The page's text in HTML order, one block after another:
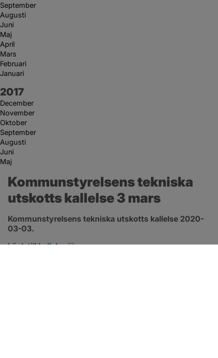
September
Augusti
Juni
Maj
April
Mars
Februari
Januari
År:
2017
December
November
Oktober
September
Augusti
Juni
Maj
Kommunstyrelsens tekniska
utskotts kallelse 3 mars
Kommunstyrelsens tekniska utskotts kallelse 2020-
03-03.
Länk till kallelse
pdf, öppnas i nytt fönster.